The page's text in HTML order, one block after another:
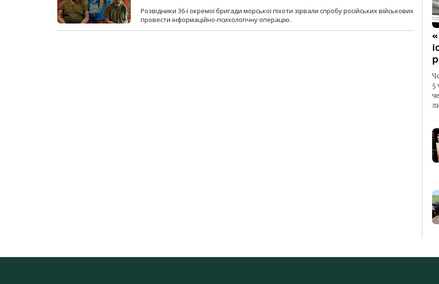
Розвідники 36-ї окремої бригади морської піхоти зірвали спробу російських військових
провести інформаційно-психологічну операцію.
5